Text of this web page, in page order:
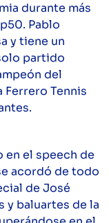
durante más
Pablo
y tiene un
partido
del
Ferrero Tennis
el speech de
acordó de todo
de José
y baluartes de la